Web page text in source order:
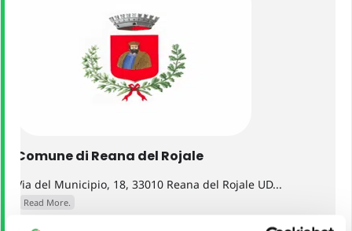
Comune di Reana del Rojale
Via del Municipio, 18, 33010 Reana del Rojale UD...
Read More.